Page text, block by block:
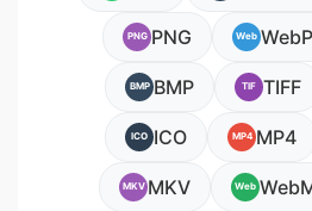
PNG PNG Web WebP
BMP BMP TIF TIFF
ICO ICO MP4 MP4
MKV MKV Web